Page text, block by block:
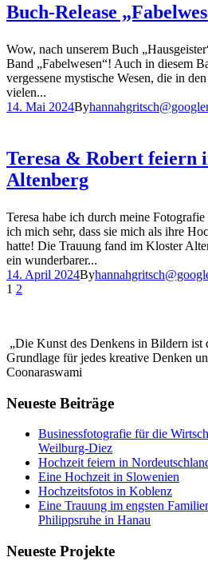
Buch-Release
Wow, nach unserem Buch
Band „Fabelwesen“! Auch in diesem
vergessene mystische Wesen, die in
vielen...
14. Mai 2024By
Teresa & Robert feiern
Altenberg
Teresa habe ich durch meine
ich mich sehr, dass sie mich als ihre
hatte! Die Trauung fand im Kloster
ein wunderbarer...
14. April 2024By
1 2
„Die Kunst des Denkens in Bildern ist
Grundlage für jedes kreative Denken
Coonaraswami
Neueste Beiträge
Businessfotografie für die
Weilburg-Diez
Hochzeit feiern in
Eine Hochzeit in Slowenien
Hochzeitsfotos in Koblenz
Eine Trauung im engsten
Philippsruhe in Hanau
Neueste Projekte